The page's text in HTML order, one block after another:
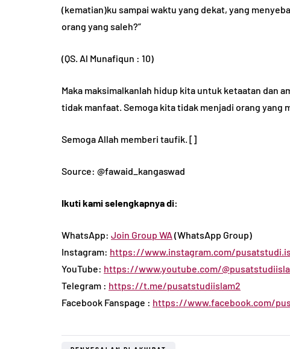
(kematian)ku sampai waktu yang dekat, yang
orang yang saleh?”
(QS. Al Munafiqun : 10)
Maka maksimalkanlah hidup kita untuk ketaatan dan
tidak manfaat. Semoga kita tidak menjadi orang yang
Semoga Allah memberi taufik. []
Source: @fawaid_kangaswad
Ikuti kami selengkapnya di:
WhatsApp: Join Group WA(WhatsApp Group)
Instagram: https://www.instagram.com/
YouTube: https://www.youtube.com/
Telegram : https://t.me/pusatstudiislam2
Facebook Fanspage : https://www.facebook.com/